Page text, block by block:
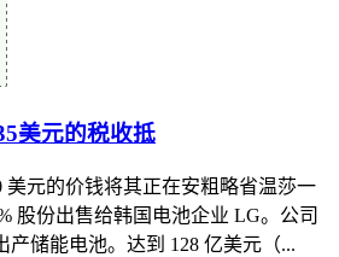
美元的税收抵
美元的价钱将其正在安粗略省温莎一
股份出售给韩国电池企业 LG。公司
产储能电池。达到 128 亿美元（...